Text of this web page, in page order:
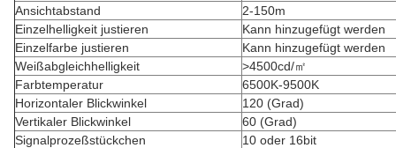
Ansichtabstand
2-150m
Einzelhelligkeit justieren
Kann hinzugefügt werden
Einzelfarbe justieren
Kann hinzugefügt werden
Weißabgleichhelligkeit
>4500cd/㎡
Farbtemperatur
6500K-9500K
Horizontaler Blickwinkel
120 (Grad)
Vertikaler Blickwinkel
60 (Grad)
Signalprozeßstückchen
10 oder 16bit